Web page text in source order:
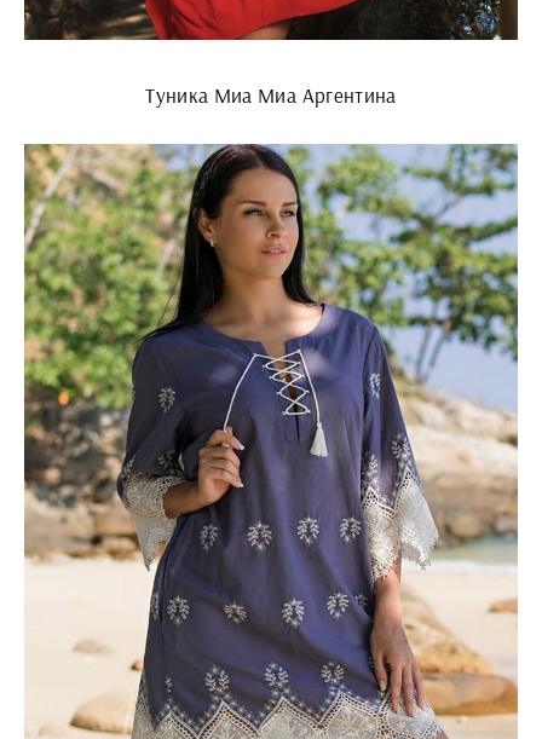
Туника Миа Миа Аргентина